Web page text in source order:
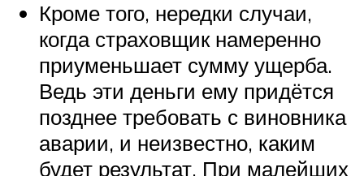
Кроме того, нередки случаи,
когда страховщик намеренно
приуменьшает сумму ущерба.
Ведь эти деньги ему придётся
позднее требовать с виновника
аварии, и неизвестно, каким
будет результат. При малейших